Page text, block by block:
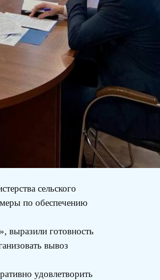
сельского
по обеспечению
готовность
вывоз
удовлетворить